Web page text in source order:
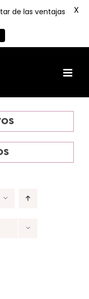
de las ventajas
X